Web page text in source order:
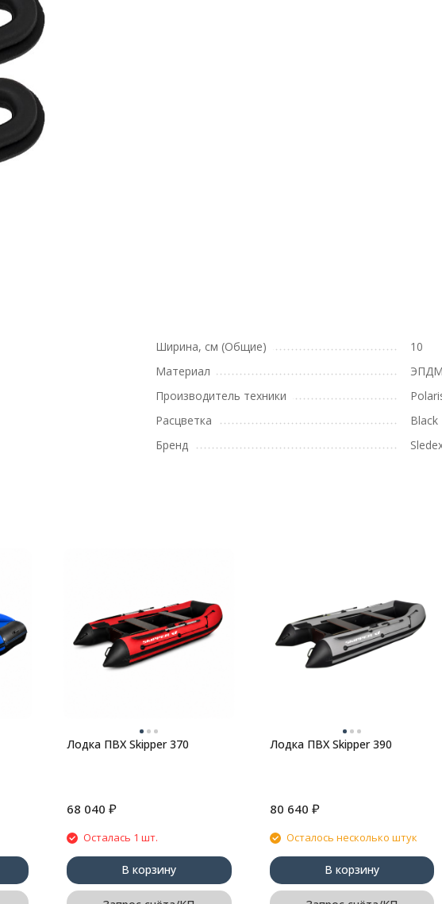
Ширина, см (Общие)
10
Материал
ЭПДМ
Производитель техники
Расцветка
Black
Бренд
Лодка ПВХ Skipper 370
68 040 ₽
Осталась 1 шт.
В корзину
Лодка ПВХ Skipper 390
80 640 ₽
Осталось несколько штук
В корзину